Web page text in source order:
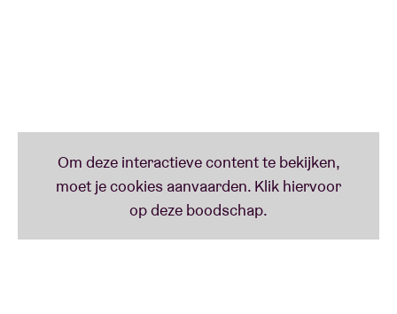
Commemorative tour laminate signed by
grandson
Priority merchandise shopping
Limited availability